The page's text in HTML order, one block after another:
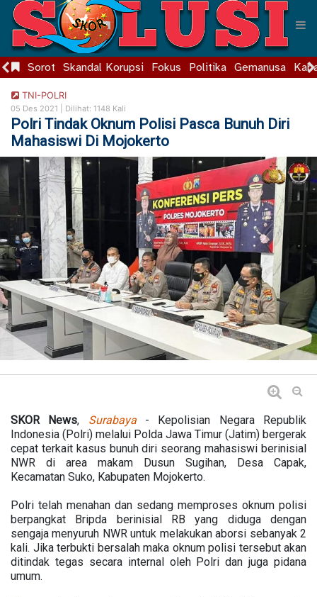
Sorot Skandal Korupsi Fokus Politika Gemanusa
TNI-POLRI
05 Des 2021 | Dilihat: 1148 Kali
Polri Tindak Oknum Polisi Pasca Bunuh Diri
Mahasiswi Di Mojokerto
SKOR News, Surabaya- Kepolisian Negara Republik
Indonesia (Polri) melalui Polda Jawa Timur (Jatim) bergerak
cepat terkait kasus bunuh diri seorang mahasiswi berinisial
NWR di area makam Dusun Sugihan, Desa Capak,
Kecamatan Suko, Kabupaten Mojokerto.
Polri telah menahan dan sedang memproses oknum polisi
berpangkat Bripda berinisial RB yang diduga dengan
sengaja menyuruh NWR untuk melakukan aborsi sebanyak 2
kali. Jika terbukti bersalah maka oknum polisi tersebut akan
ditindak tegas secara internal oleh Polri dan juga pidana
umum.